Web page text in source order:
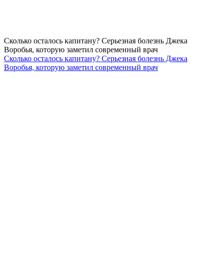
Сколько осталось капитану? Серьезная болезнь Джека
Воробья, которую заметил современный врач
Сколько осталось капитану? Серьезная болезнь Джека
Воробья, которую заметил современный врач